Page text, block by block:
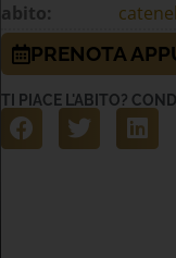
abito:
PRENOTA
TI PIACE L'ABITO?